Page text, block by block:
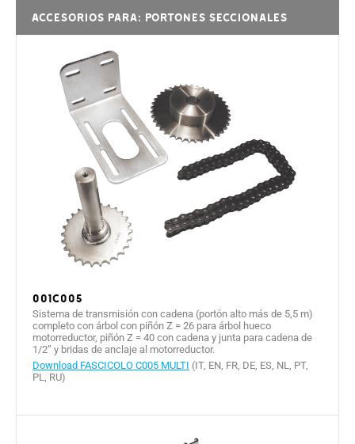
Accesorios para: PORTONES SECCIONALES
001C005
Sistema de transmisión con cadena (portón alto más de 5,5 m)
completo con árbol con piñón Z = 26 para árbol hueco
motorreductor, piñón Z = 40 con cadena y junta para cadena de
1/2” y bridas de anclaje al motorreductor.
Download FASCICOLO C005 MULTI (IT, EN, FR, DE, ES, NL, PT,
PL, RU)